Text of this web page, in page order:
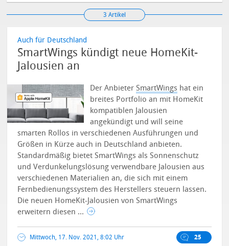
3 Artikel
Auch für Deutschland
SmartWings kündigt neue HomeKit-
Jalousien an
Der AnbieterSmartWings hat ein
breites Portfolio an mit HomeKit
kompatiblen Jalousien
angekündigt und will seine
smarten Rollos in verschiedenen Ausführungen und
Größen in Kürze auch in Deutschland anbieten.
Standardmäßig bietet SmartWings als Sonnenschutz
und Verdunkelungslösung verwendbare Jalousien aus
verschiedenen Materialien an, die sich mit einem
Fernbedienungssystem des Herstellers steuern lassen.
Die neuen HomeKit-Jalousien von SmartWings
erweitern diesen ...
Mittwoch, 17. Nov. 2021, 8:02 Uhr 25